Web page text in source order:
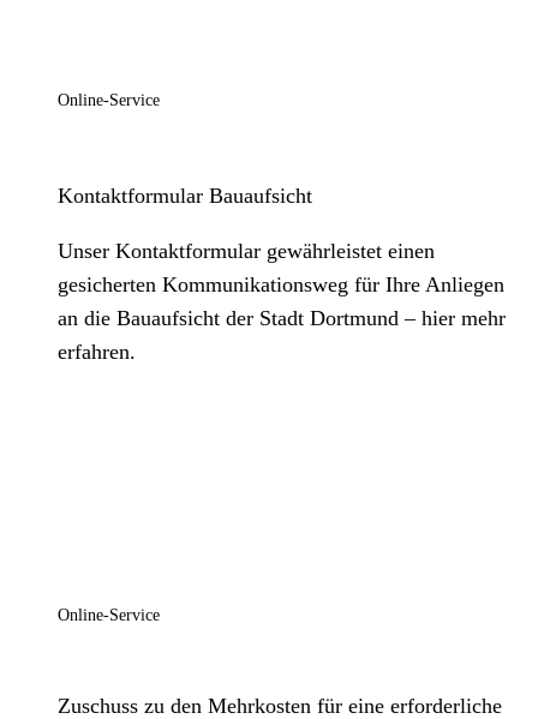
Online-Service
Kontaktformular Bauaufsicht
Unser Kontaktformular gewährleistet einen
gesicherten Kommunikationsweg für Ihre Anliegen
an die Bauaufsicht der Stadt Dortmund – hier mehr
erfahren.
Online-Service
Zuschuss zu den Mehrkosten für eine erforderliche